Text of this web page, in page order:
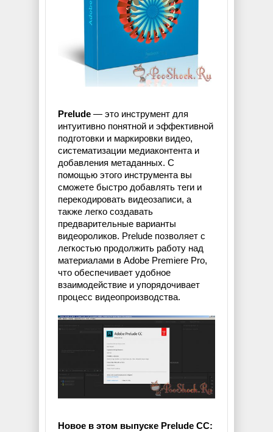
Prelude — это инструмент для
интуитивно понятной и эффективной
подготовки и маркировки видео,
систематизации медиаконтента и
добавления метаданных. С
помощью этого инструмента вы
сможете быстро добавлять теги и
перекодировать видеозаписи, а
также легко создавать
предварительные варианты
видеороликов. Prelude позволяет с
легкостью продолжить работу над
материалами в Adobe Premiere Pro,
что обеспечивает удобное
взаимодействие и упорядочивает
процесс видеопроизводства.
Новое в этом выпуске Prelude CC: